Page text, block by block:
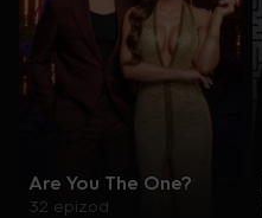
Are You The One?
32 epizod